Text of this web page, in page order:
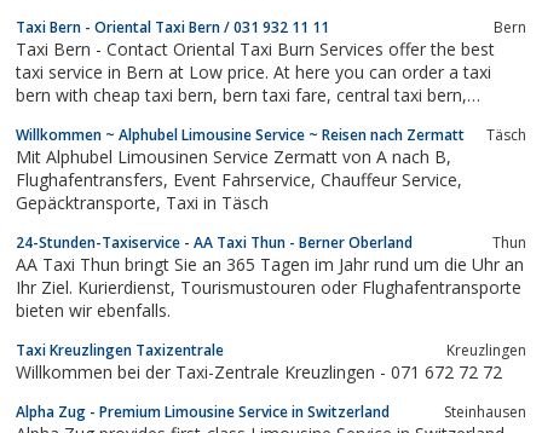
Taxi Bern - Oriental Taxi Bern / 031 932 11 11 Bern
Taxi Bern - Contact Oriental Taxi Burn Services offer the best
taxi service in Bern at Low price. At here you can order a taxi
bern with cheap taxi bern, bern taxi fare, central taxi bern,
order a cab bern, low price cab in Bern, local cab service in bern.
Willkommen ~ Alphubel Limousine Service ~ Reisen nach Zermatt Täsch
Mit Alphubel Limousinen Service Zermatt von A nach B,
Flughafentransfers, Event Fahrservice, Chauffeur Service,
Gepäcktransporte, Taxi in Täsch
24-Stunden-Taxiservice - AA Taxi Thun - Berner Oberland Thun
AA Taxi Thun bringt Sie an 365 Tagen im Jahr rund um die Uhr an
Ihr Ziel. Kurierdienst, Tourismustouren oder Flughafentransporte
bieten wir ebenfalls.
Taxi Kreuzlingen Taxizentrale Kreuzlingen
Willkommen bei der Taxi-Zentrale Kreuzlingen - 071 672 72 72
Alpha Zug - Premium Limousine Service in Switzerland Steinhausen